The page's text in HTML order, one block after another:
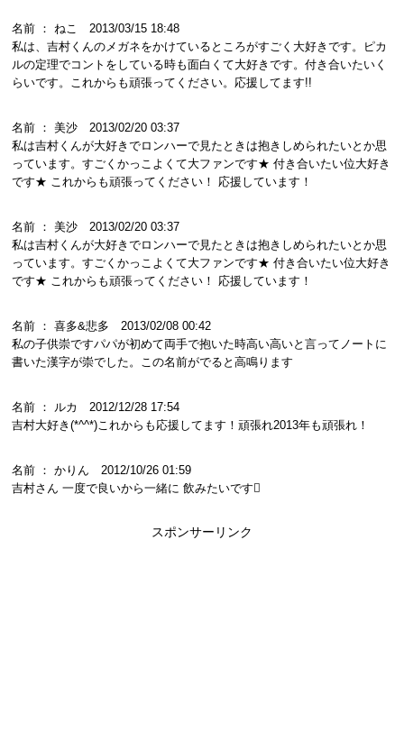
名前 ： ねこ 2013/03/15 18:48
私は、吉村くんのメガネをかけているところがすごく大好きです。ピカ
ルの定理でコントをしている時も面白くて大好きです。付き合いたいく
らいです。これからも頑張ってください。応援してます!!
名前 ： 美沙 2013/02/20 03:37
私は吉村くんが大好きでロンハーで見たときは抱きしめられたいとか思
っています。すごくかっこよくて大ファンです★ 付き合いたい位大好き
です★ これからも頑張ってください！ 応援しています！
名前 ： 美沙 2013/02/20 03:37
私は吉村くんが大好きでロンハーで見たときは抱きしめられたいとか思
っています。すごくかっこよくて大ファンです★ 付き合いたい位大好き
です★ これからも頑張ってください！ 応援しています！
名前 ： 喜多&悲多 2013/02/08 00:42
私の子供崇ですパパが初めて両手で抱いた時高い高いと言ってノートに
書いた漢字が崇でした。この名前がでると高鳴ります
名前 ： ルカ 2012/12/28 17:54
吉村大好き(*^^*)これからも応援してます！頑張れ2013年も頑張れ！
名前 ： かりん 2012/10/26 01:59
吉村さん 一度で良いから一緒に 飲みたいです
スポンサーリンク